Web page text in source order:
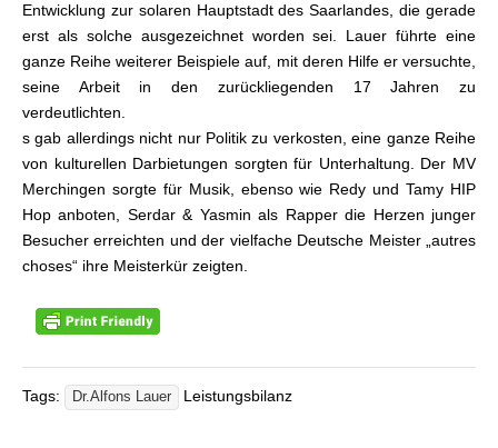
Entwicklung zur solaren Hauptstadt des Saarlandes, die gerade
erst als solche ausgezeichnet worden sei. Lauer führte eine
ganze Reihe weiterer Beispiele auf, mit deren Hilfe er versuchte,
seine Arbeit in den zurückliegenden 17 Jahren zu
verdeutlichten.
s gab allerdings nicht nur Politik zu verkosten, eine ganze Reihe
von kulturellen Darbietungen sorgten für Unterhaltung. Der MV
Merchingen sorgte für Musik, ebenso wie Redy und Tamy HIP
Hop anboten, Serdar & Yasmin als Rapper die Herzen junger
Besucher erreichten und der vielfache Deutsche Meister „autres
choses“ ihre Meisterkür zeigten.
Tags: Dr.Alfons Lauer Leistungsbilanz